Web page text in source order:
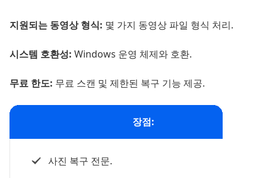
지원되는 동영상 형식: 몇 가지 동영상 파일 형식 처리.
시스템 호환성: Windows 운영 체제와 호환.
무료 한도: 무료 스캔 및 제한된 복구 기능 제공.
장점:
사진 복구 전문.